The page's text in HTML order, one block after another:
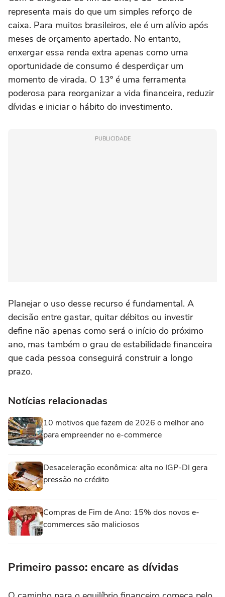
representa mais do que um simples reforço de
caixa. Para muitos brasileiros, ele é um alívio após
meses de orçamento apertado. No entanto,
enxergar essa renda extra apenas como uma
oportunidade de consumo é desperdiçar um
momento de virada. O 13º é uma ferramenta
poderosa para reorganizar a vida financeira, reduzir
dívidas e iniciar o hábito do investimento.
PUBLICIDADE
Planejar o uso desse recurso é fundamental. A
decisão entre gastar, quitar débitos ou investir
define não apenas como será o início do próximo
ano, mas também o grau de estabilidade financeira
que cada pessoa conseguirá construir a longo
prazo.
Notícias relacionadas
10 motivos que fazem de 2026 o melhor ano
para empreender no e-commerce
Desaceleração econômica: alta no IGP-DI gera
pressão no crédito
Compras de Fim de Ano: 15% dos novos e-
commerces são maliciosos
Primeiro passo: encare as dívidas